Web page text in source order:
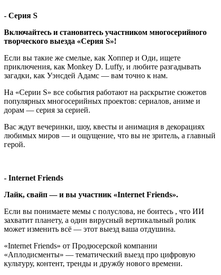
- Серия S
Включайтесь и становитесь участником многосерийного
творческого выезда «Серия S»!
Если вы такие же смелые, как Хоппер и Оди, ищете
приключения, как Monkey D. Luffy, и любите разгадывать
загадки, как Уэнсдей Адамс — вам точно к нам.
На «Серии S» все события работают на раскрытие сюжетов
популярных многосерийных проектов: сериалов, аниме и
дорам — серия за серией.
Вас ждут вечеринки, шоу, квесты и анимация в декорациях
любимых миров — и ощущение, что вы не зритель, а главный
герой.
- Internet Friends
Лайк, свайп — и вы участник «Internet Friends».
Если вы понимаете мемы с полуслова, не боитесь , что ИИ
захватит планету, а один вирусный вертикальный ролик
может изменить всё — этот выезд ваша отдушина.
«Internet Friends» от Продюсерской компании
«Аплодисменты» — тематический выезд про цифровую
культуру, контент, тренды и дружбу нового времени.